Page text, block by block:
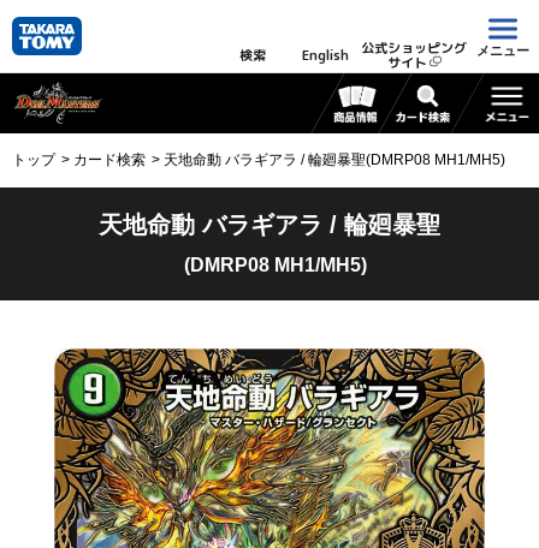
検索 English 公式ショッピング
サイト
メニュー
トップ カード検索 天地命動 バラギアラ / 輪廻暴聖(DMRP08 MH1/MH5)
天地命動 バラギアラ / 輪廻暴聖
(DMRP08 MH1/MH5)